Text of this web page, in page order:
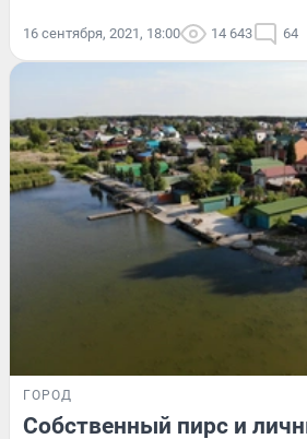
16 сентября, 2021, 18:00 14 643 64
ГОРОД
Собственный пирс и